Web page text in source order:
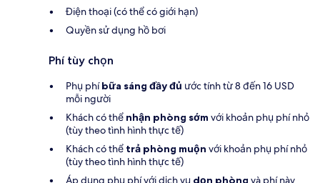
Điện thoại (có thể có giới hạn)
Quyền sử dụng hồ bơi
Phí tùy chọn
Phụ phíbữa sáng đầy đủ ước tính từ 8 đến 16 USD
mỗi người
Khách có thể nhận phòng sớm với khoản phụ phí nhỏ
(tùy theo tình hình thực tế)
Khách có thể trả phòng muộn với khoản phụ phí nhỏ
(tùy theo tình hình thực tế)
Áp dụng phụ phí với dịch vụ dọn phòng và phí này